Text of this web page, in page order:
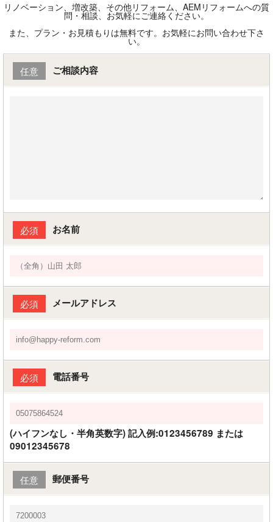
リノベーション、増改築、その他リフォーム、AEMリフォームへの質
問・相談、お気軽にご連絡ください。
また、プラン・お見積もりは無料です。お気軽にお問い合わせ下さ
い。
任意 ご相談内容
必須 お名前
必須 メールアドレス
必須 電話番号
(ハイフンなし・半角英数字) 記入例:0123456789 または
09012345678
任意 郵便番号